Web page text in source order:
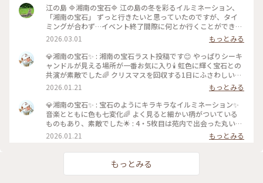
（2023.11.26） #パン #名物 #箱根 #宮ノ下 #ことりっぷ箱根 #
私のことりっぷ旅
江の島 🔷湘南の宝石🔷 江の島の冬を彩るイルミネーション、
「湘南の宝石」 ずっと行きたいと思っていたのですが、タイ
ミングが合わず…イベント終了間際に何とか行くことができま
した。 宝石のようなまばゆい光が散りばめれた美しいイルミ
ネーションは圧巻の美しさ。 華やかなシャンデリアやジュエ
リーライトにも魅了されました。 ＃ことりっぷ神奈川 ＃こと
りっぷ江の島 ＃江の島 ＃イルミネーション ＃湘南の宝石
2026.03.01
もっとみる
💎湘南の宝石✨ : 湘南の宝石ラスト投稿です😊 やっぱりシーキ
ャンドルが見える場所が一番お気に入り🕯️ 虹色に輝く宝石との
共演が素敵でした🌈 クリスマスを回収する1日にふさわしいイ
ルミネーションでした✨ 朝の片瀬諏訪神社からこのイルミネー
ションまで一日中楽しかったです🎵 : ちなみに、私が買った
1dayチケットにはシーキャンドルの入場券も付いていたので
すが… すごい混雑で整理券制になっていました！ いろいろま
わった後に気付いて、その時には入場まで40〜50分😳 帰りの
時間もあったので諦めました🥲 湘南の宝石へこれから行く
方、混雑している時はシーキャンドルに最初に行って整理券を
島散歩 #イルミネーション #湘南の宝石 #日本三大イルミネー
ション #江の島サムエル・コッキング苑 #シーキャンドル #虹
色 #キラキラ #輝きに包まれて #キラキラにときめく #クリス
2026.01.21
もっとみる
💎湘南の宝石✨ : 宝石のようにキラキラなイルミネーション✨
音楽とともに色も七変化🌈 よく見ると細かい柄がついている
ものもあり、素敵でした🌟 : 4・5枚目は苑内で出会った丸いキ
ラキラたち✨ 写真を見返したら、なぜかたくさんの◯を撮って
いました😆 : 📷:2025.12.29 Mon. : #開運旅 #江の島散歩 #イル
ミネーション #湘南の宝石 #日本三大イルミネーション #江の
島サムエル・コッキング苑 #キラキラ #輝きに包まれて #キラ
2026.01.21 もっとみる
もっとみる